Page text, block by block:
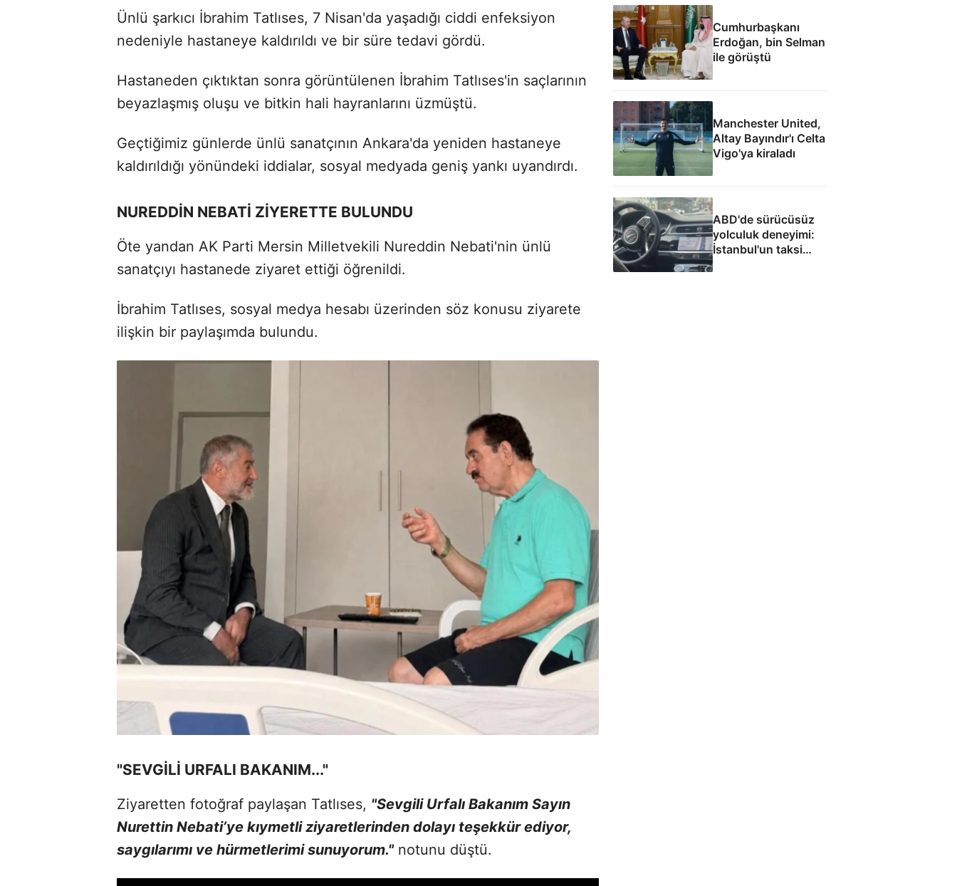
Ünlü şarkıcı İbrahim Tatlıses, 7 Nisan'da yaşadığı ciddi enfeksiyon
nedeniyle hastaneye kaldırıldı ve bir süre tedavi gördü.
Hastaneden çıktıktan sonra görüntülenen İbrahim Tatlıses'in saçlarının
beyazlaşmış oluşu ve bitkin hali hayranlarını üzmüştü.
Geçtiğimiz günlerde ünlü sanatçının Ankara'da yeniden hastaneye
kaldırıldığı yönündeki iddialar, sosyal medyada geniş yankı uyandırdı.
NUREDDİN NEBATİ ZİYERETTE BULUNDU
Öte yandan AK Parti Mersin Milletvekili Nureddin Nebati'nin ünlü
sanatçıyı hastanede ziyaret ettiği öğrenildi.
İbrahim Tatlıses, sosyal medya hesabı üzerinden söz konusu ziyarete
ilişkin bir paylaşımda bulundu.
"SEVGİLİ URFALI BAKANIM..."
Ziyaretten fotoğraf paylaşan Tatlıses, "Sevgili Urfalı Bakanım Sayın
Nurettin Nebati’ye kıymetli ziyaretlerinden dolayı teşekkür ediyor,
saygılarımı ve hürmetlerimi sunuyorum."notunu düştü.
Cumhurbaşkanı
Erdoğan, bin Selman
ile görüştü
Manchester United,
Altay Bayındır'ı Celta
Vigo'ya kiraladı
ABD'de sürücüsüz
yolculuk deneyimi:
İstanbul'un taksi
sorununa çözüm